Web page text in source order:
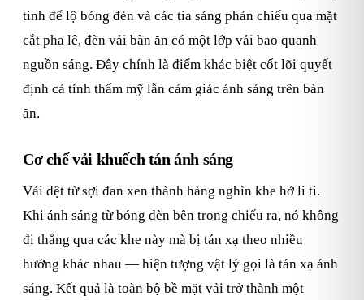
tinh để lộ bóng đèn và các tia sáng phản chiếu qua mặt
cắt pha lê, đèn vải bàn ăn có một lớp vải bao quanh
nguồn sáng. Đây chính là điểm khác biệt cốt lõi quyết
định cả tính thẩm mỹ lẫn cảm giác ánh sáng trên bàn
ăn.
Cơ chế vải khuếch tán ánh sáng
Vải dệt từ sợi đan xen thành hàng nghìn khe hở li ti.
Khi ánh sáng từ bóng đèn bên trong chiếu ra, nó không
đi thẳng qua các khe này mà bị tán xạ theo nhiều
hướng khác nhau — hiện tượng vật lý gọi là tán xạ ánh
sáng. Kết quả là toàn bộ bề mặt vải trở thành một